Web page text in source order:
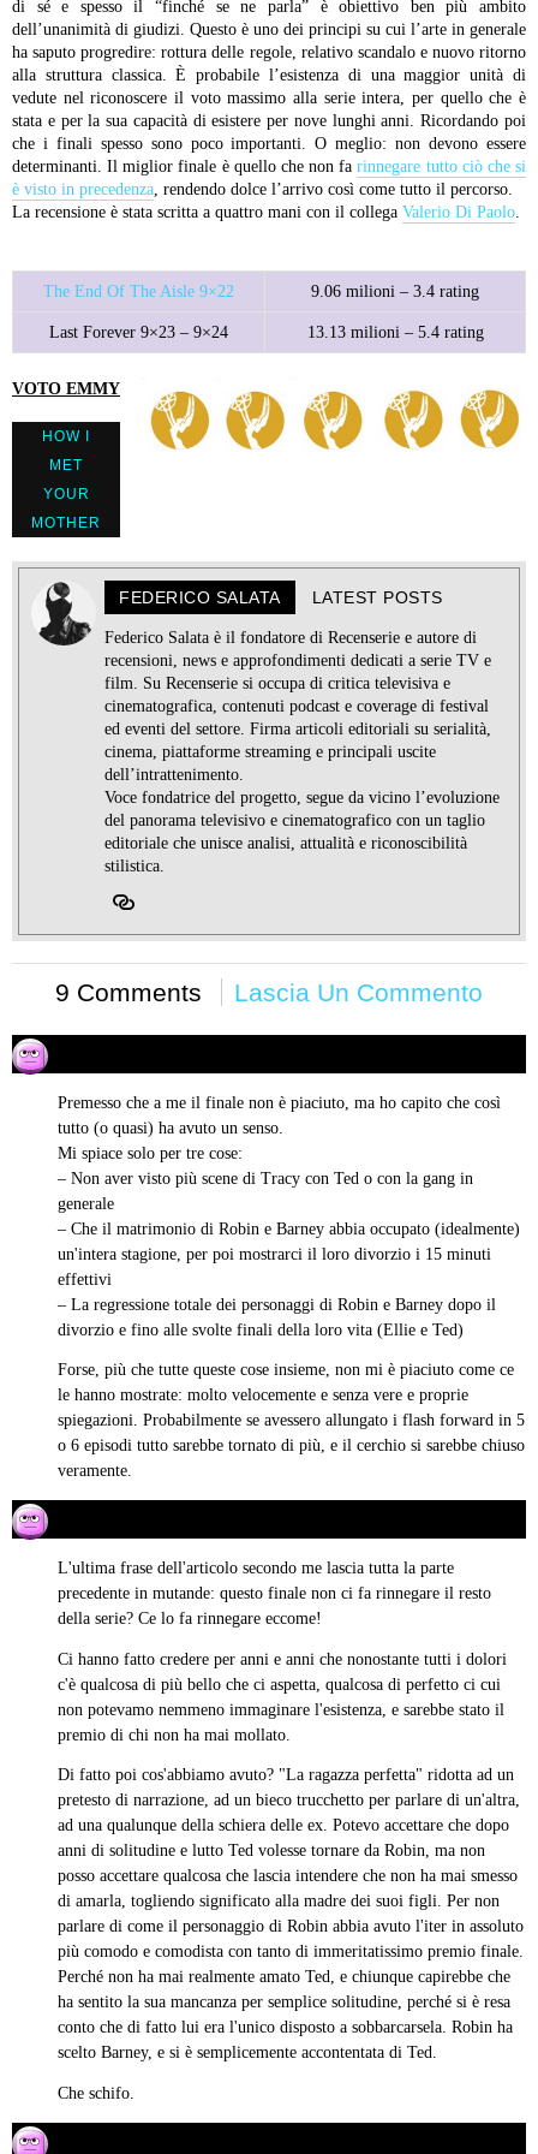
di sé e spesso il “finché se ne parla” è obiettivo ben più ambito
dell’unanimità di giudizi. Questo è uno dei principi su cui l’arte in generale
ha saputo progredire: rottura delle regole, relativo scandalo e nuovo ritorno
alla struttura classica. È probabile l’esistenza di una maggior unità di
vedute nel riconoscere il voto massimo alla serie intera, per quello che è
stata e per la sua capacità di esistere per nove lunghi anni. Ricordando poi
che i finali spesso sono poco importanti. O meglio: non devono essere
determinanti. Il miglior finale è quello che non farinnegare tutto ciò che si
è visto in precedenza , rendendo dolce l’arrivo così come tutto il percorso.
La recensione è stata scritta a quattro mani con il collega Valerio Di Paolo
The End Of The Aisle 9×22 9.06 milioni – 3.4 rating
Last Forever 9×23 – 9×24 13.13 milioni – 5.4 rating
VOTO EMMY
HOW I
MET
YOUR
MOTHER
FEDERICO SALATA LATEST POSTS
Federico Salata è il fondatore di Recenserie e autore di
recensioni, news e approfondimenti dedicati a serie TV e
film. Su Recenserie si occupa di critica televisiva e
cinematografica, contenuti podcast e coverage di festival
ed eventi del settore. Firma articoli editoriali su serialità,
cinema, piattaforme streaming e principali uscite
dell’intrattenimento.
Voce fondatrice del progetto, segue da vicino l’evoluzione
del panorama televisivo e cinematografico con un taglio
editoriale che unisce analisi, attualità e riconoscibilità
stilistica.
9 Comments Lascia Un Commento
Premesso che a me il finale non è piaciuto, ma ho capito che così
tutto (o quasi) ha avuto un senso.
Mi spiace solo per tre cose:
– Non aver visto più scene di Tracy con Ted o con la gang in
generale
– Che il matrimonio di Robin e Barney abbia occupato (idealmente)
un'intera stagione, per poi mostrarci il loro divorzio i 15 minuti
effettivi
– La regressione totale dei personaggi di Robin e Barney dopo il
divorzio e fino alle svolte finali della loro vita (Ellie e Ted)
Forse, più che tutte queste cose insieme, non mi è piaciuto come ce
le hanno mostrate: molto velocemente e senza vere e proprie
spiegazioni. Probabilmente se avessero allungato i flash forward in 5
o 6 episodi tutto sarebbe tornato di più, e il cerchio si sarebbe chiuso
veramente.
detto:
L'ultima frase dell'articolo secondo me lascia tutta la parte
precedente in mutande: questo finale non ci fa rinnegare il resto
della serie? Ce lo fa rinnegare eccome!
Ci hanno fatto credere per anni e anni che nonostante tutti i dolori
c'è qualcosa di più bello che ci aspetta, qualcosa di perfetto ci cui
non potevamo nemmeno immaginare l'esistenza, e sarebbe stato il
premio di chi non ha mai mollato.
Di fatto poi cos'abbiamo avuto? "La ragazza perfetta" ridotta ad un
pretesto di narrazione, ad un bieco trucchetto per parlare di un'altra,
ad una qualunque della schiera delle ex. Potevo accettare che dopo
anni di solitudine e lutto Ted volesse tornare da Robin, ma non
posso accettare qualcosa che lascia intendere che non ha mai smesso
di amarla, togliendo significato alla madre dei suoi figli. Per non
parlare di come il personaggio di Robin abbia avuto l'iter in assoluto
più comodo e comodista con tanto di immeritatissimo premio finale.
Perché non ha mai realmente amato Ted, e chiunque capirebbe che
ha sentito la sua mancanza per semplice solitudine, perché si è resa
conto che di fatto lui era l'unico disposto a sobbarcarsela. Robin ha
scelto Barney, e si è semplicemente accontentata di Ted.
Che schifo.